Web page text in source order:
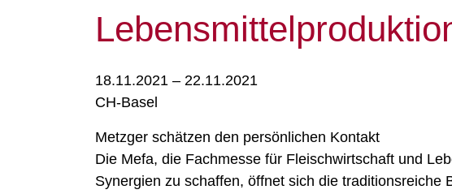
18.11.2021 – 22.11.2021
CH-Basel
Metzger schätzen den persönlichen Kontakt
Die Mefa, die Fachmesse für Fleischwirtschaft und
Synergien zu schaffen, öffnet sich die